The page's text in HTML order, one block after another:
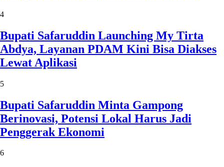
4
Bupati Safaruddin Launching My Tirta
Abdya, Layanan PDAM Kini Bisa Diakses
Lewat Aplikasi
5
Bupati Safaruddin Minta Gampong
Berinovasi, Potensi Lokal Harus Jadi
Penggerak Ekonomi
6